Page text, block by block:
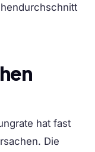
hat fast
Die